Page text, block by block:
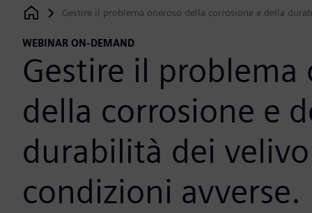
Siemens Digital Industries Software
Gestire il problema oneroso della corrosione e della
WEBINAR ON-DEMAND
Gestire il problema
della corrosione e
durabilità dei
condizioni avverse.